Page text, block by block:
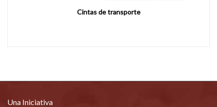
Cintas de transporte
Una Iniciativa